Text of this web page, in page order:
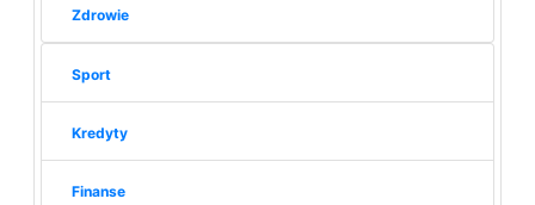
Zdrowie
Sport
Kredyty
Finanse